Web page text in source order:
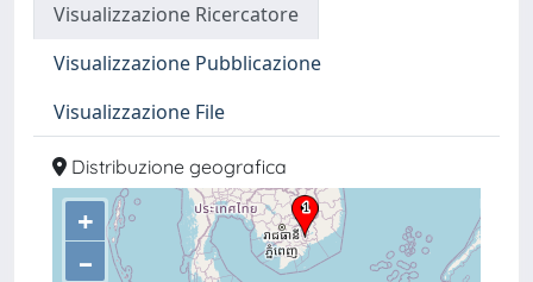
Visualizzazione Ricercatore
Visualizzazione Pubblicazione
Visualizzazione File
Distribuzione geografica
+
–